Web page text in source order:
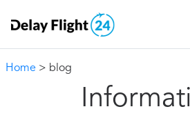
Home > blog